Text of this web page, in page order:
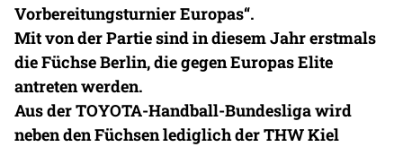
Vorbereitungsturnier Europas“.
Mit von der Partie sind in diesem Jahr erstmals
die Füchse Berlin, die gegen Europas Elite
antreten werden.
Aus der TOYOTA-Handball-Bundesliga wird
neben den Füchsen lediglich der THW Kiel